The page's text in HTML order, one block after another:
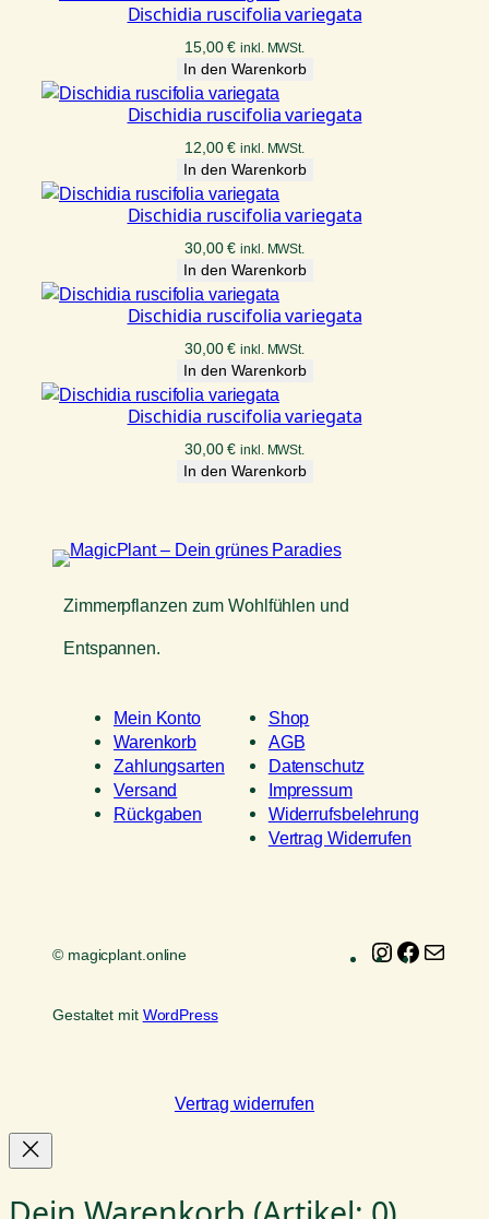
Dischidia ruscifolia variegata
15,00€ inkl. MWSt.
In den Warenkorb
Dischidia ruscifolia variegata
12,00€ inkl. MWSt.
In den Warenkorb
Dischidia ruscifolia variegata
30,00€ inkl. MWSt.
In den Warenkorb
Dischidia ruscifolia variegata
30,00€ inkl. MWSt.
In den Warenkorb
Dischidia ruscifolia variegata
30,00€ inkl. MWSt.
In den Warenkorb
Zimmerpflanzen zum Wohlfühlen und
Entspannen.
Mein Konto
Warenkorb
Zahlungsarten
Versand
Rückgaben
Shop
AGB
Datenschutz
Impressum
Widerrufsbelehrung
Vertrag Widerrufen
© magicplant.online Instagram
Gestaltet mit WordPress
Vertrag widerrufen